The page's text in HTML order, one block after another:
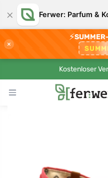
× Ferwer: Parfum &
×
⚡
Kostenloser